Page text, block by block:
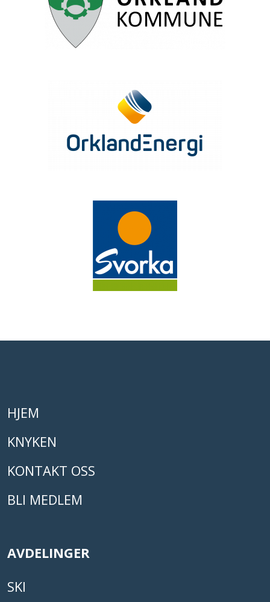
HJEM
KNYKEN
KONTAKT OSS
BLI MEDLEM
AVDELINGER
SKI